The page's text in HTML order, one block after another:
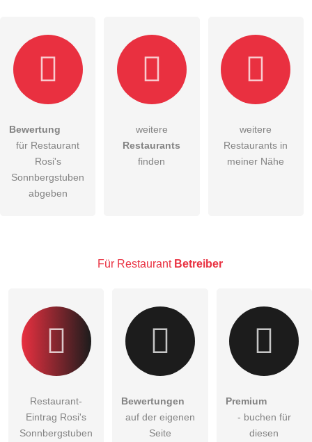
Die Datenschutzerklärunghabe ich zur Kenntnis genommen.
öffentliche Frage stellen
Restaurant-Eintrag zu stellen.
Bewertung
für Restaurant
Rosi's
Sonnbergstuben
abgeben
weitere
Restaurants
finden
weitere
Restaurants in
meiner Nähe
Für Restaurant Betreiber
Restaurant-
Eintrag Rosi's
Sonnbergstuben
Bewertungen
auf der eigenen
Seite
Premium
- buchen für
diesen